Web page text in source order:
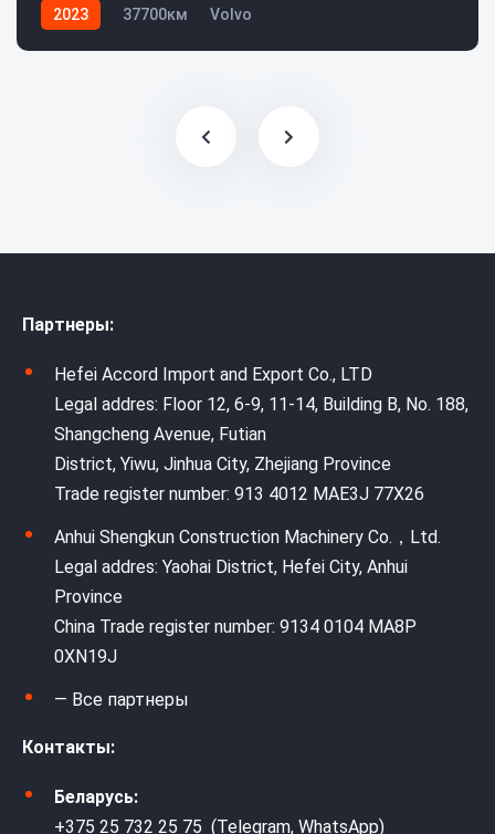
2023 37700км Volvo
Партнеры:
Hefei Accord Import and Export Co., LTD
Legal addres: Floor 12, 6-9, 11-14, Building B, No. 188,
Shangcheng Avenue, Futian
District, Yiwu, Jinhua City, Zhejiang Province
Trade register number: 913 4012 MAE3J 77X26
Anhui Shengkun Construction Machinery Co.，Ltd.
Legal addres: Yaohai District, Hefei City, Anhui
Province
China Trade register number: 9134 0104 MA8P
0XN19J
— Все партнеры
Контакты:
Беларусь:
+375 25 732 25 75 (Telegram, WhatsApp)